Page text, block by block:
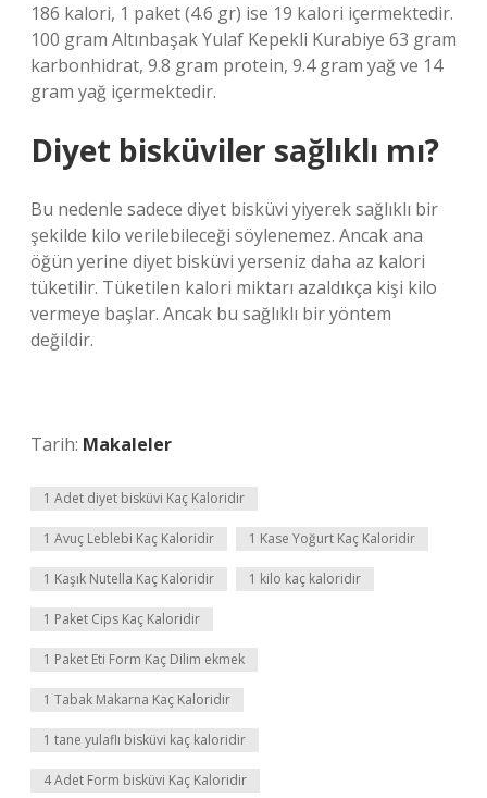
186 kalori, 1 paket (4.6 gr) ise 19 kalori içermektedir.
100 gram Altınbaşak Yulaf Kepekli Kurabiye 63 gram
karbonhidrat, 9.8 gram protein, 9.4 gram yağ ve 14
gram yağ içermektedir.
Diyet bisküviler sağlıklı mı?
Bu nedenle sadece diyet bisküvi yiyerek sağlıklı bir
şekilde kilo verilebileceği söylenemez. Ancak ana
öğün yerine diyet bisküvi yerseniz daha az kalori
tüketilir. Tüketilen kalori miktarı azaldıkça kişi kilo
vermeye başlar. Ancak bu sağlıklı bir yöntem
değildir.
Tarih: Makaleler
1 Adet diyet bisküvi Kaç Kaloridir
1 Avuç Leblebi Kaç Kaloridir 1 Kase Yoğurt Kaç Kaloridir
1 Kaşık Nutella Kaç Kaloridir 1 kilo kaç kaloridir
1 Paket Cips Kaç Kaloridir
1 Paket Eti Form Kaç Dilim ekmek
1 Tabak Makarna Kaç Kaloridir
1 tane yulaflı bisküvi kaç kaloridir
4 Adet Form bisküvi Kaç Kaloridir